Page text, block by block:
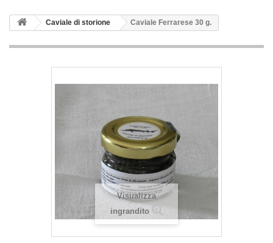
Caviale di storione Caviale Ferrarese 30 g.
Visualizza
ingrandito